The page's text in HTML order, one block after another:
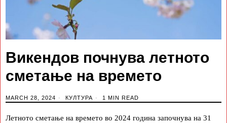
Викендов почнува летното
сметање на времето
MARCH 28, 2024 КУЛТУРА 1 MIN READ
Летното сметање на времето во 2024 година започнува на 31